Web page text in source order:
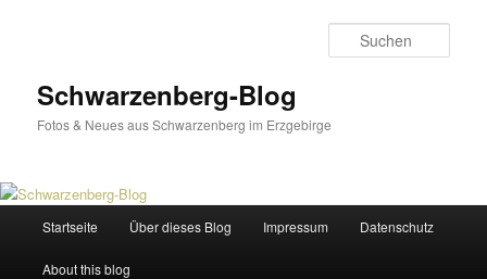
Schwarzenberg-Blog
Fotos & Neues aus Schwarzenberg im Erzgebirge
Startseite Über dieses Blog Impressum Datenschutz
About this blog